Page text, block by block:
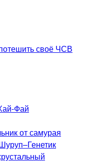
своё ЧСВ
Фай
от самурая